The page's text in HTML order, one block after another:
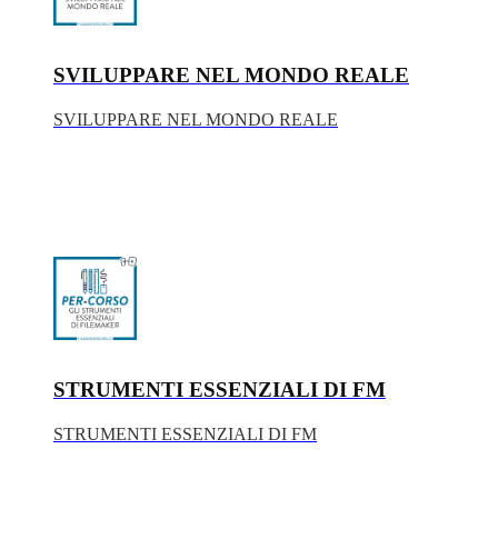
SVILUPPARE NEL MONDO REALE
SVILUPPARE NEL MONDO REALE
STRUMENTI ESSENZIALI DI FM
STRUMENTI ESSENZIALI DI FM